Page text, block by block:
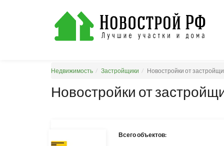
Недвижимость Застройщики Новостройки от
Новостройки от
Всего объектов: